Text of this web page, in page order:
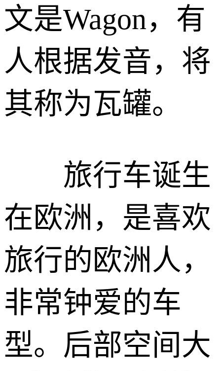
文是Wagon，有
人根据发音，将
其称为瓦罐。
旅行车诞生
在欧洲，是喜欢
旅行的欧洲人，
非常钟爱的车
型。后部空间大